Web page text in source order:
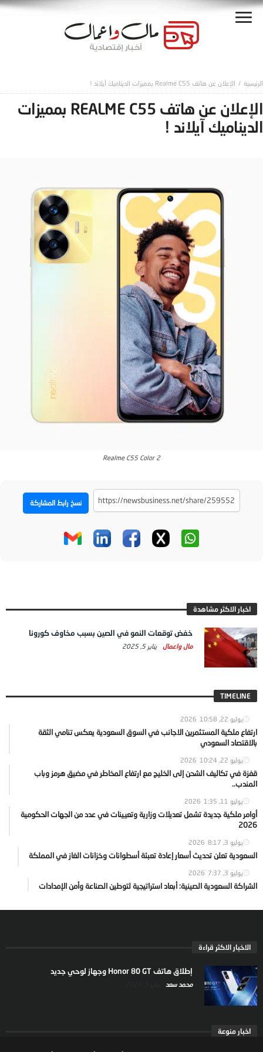
الإعلان عن هاتف Realme C55 بمميزات الديناميك آيلاند !
الإعلان عن هاتف REALME C55 بمميزات
الديناميك آيلاند !
Realme C55 Color 2
نسخ رابط المشاركة
اخبار الاكثر مشاهدة
خفض توقعات النمو في الصين بسبب مخاوف كورونا
مال واعمال يناير 5, 2025
TIMELINE
يوليو 22, 2026 10:58
ارتفاع ملكية المستثمرين الاجانب في السوق السعودية يعكس تنامي الثقة
بالاقتصاد السعودي
يوليو 22, 2026 10:24
قفزة في تكاليف الشحن إلى الخليج مع ارتفاع المخاطر في مضيق هرمز وباب
المندب..
يوليو 11, 2026 1:35
أوامر ملكية جديدة تشمل تعديلات وزارية وتعيينات في عدد من الجهات الحكومية
2026
يوليو 3, 2026 8:17
السعودية تعلن تحديث أسعار إعادة تعبئة أسطوانات وخزانات الغاز في المملكة
يوليو 3, 2026 7:37
الشراكة السعودية الصينية: أبعاد استراتيجية لتوطين الصناعة وأمن الإمدادات
الاخبار الاكثر قراءة
إطلاق هاتف Honor 80 GT وجهاز لوحي جديد
محمد سعد
اخبار منوعة